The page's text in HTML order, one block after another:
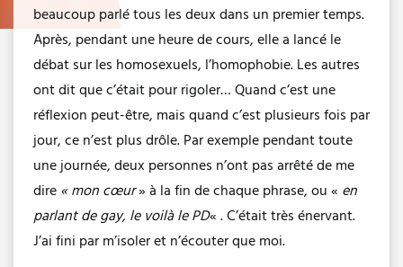
beaucoup parlé tous les deux dans un premier temps.
Après, pendant une heure de cours, elle a lancé le
débat sur les homosexuels, l’homophobie. Les autres
ont dit que c’était pour rigoler… Quand c’est une
réflexion peut-être, mais quand c’est plusieurs fois par
jour, ce n’est plus drôle. Par exemple pendant toute
une journée, deux personnes n’ont pas arrêté de me
dire « mon cœur» à la fin de chaque phrase, ou « en
parlant de gay, le voilà le PD« . C’était très énervant.
J’ai fini par m’isoler et n’écouter que moi.